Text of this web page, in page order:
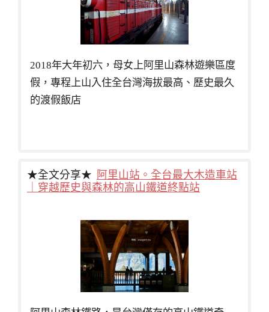
2018年大年初六，母女上阿里山森林遊樂區度
假，專程上山入住全台灣海拔最高、歷史最久
的渡假飯店
★全文分享★ 阿里山站。全台最大木造車站
｜穿越歷史與森林的高山鐵道終點站